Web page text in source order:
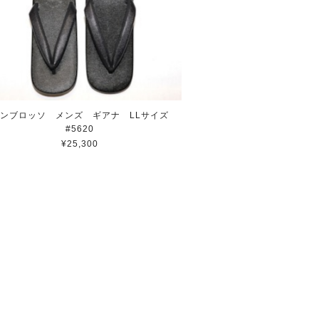
ンブロッソ メンズ ギアナ LLサイズ
#5620
¥25,300